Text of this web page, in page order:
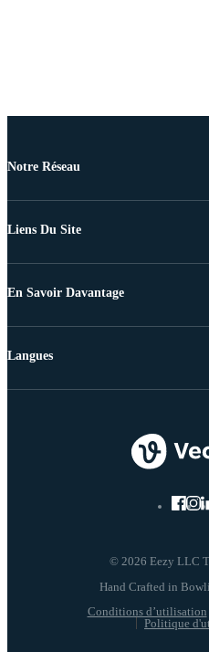
Notre Réseau
Liens Du Site
En Savoir Davantage
© 2026 Eezy LLC
Conditions d’utilisation
Politique
Langues